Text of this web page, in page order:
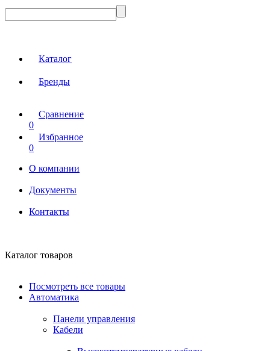
Каталог
Бренды
Сравнение
0
Избранное
0
О компании
Документы
Контакты
Каталог товаров
Посмотреть все товары
Автоматика
Панели управления
Кабели